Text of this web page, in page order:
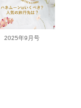
2025年9月号